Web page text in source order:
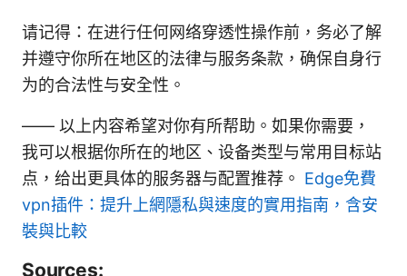
请记得：在进行任何网络穿透性操作前，务必了解
并遵守你所在地区的法律与服务条款，确保自身行
为的合法性与安全性。
—— 以上内容希望对你有所帮助。如果你需要，
我可以根据你所在的地区、设备类型与常用目标站
点，给出更具体的服务器与配置推荐。 Edge免費
vpn插件：提升上網隱私與速度的實用指南，含安
裝與比較
Sources: